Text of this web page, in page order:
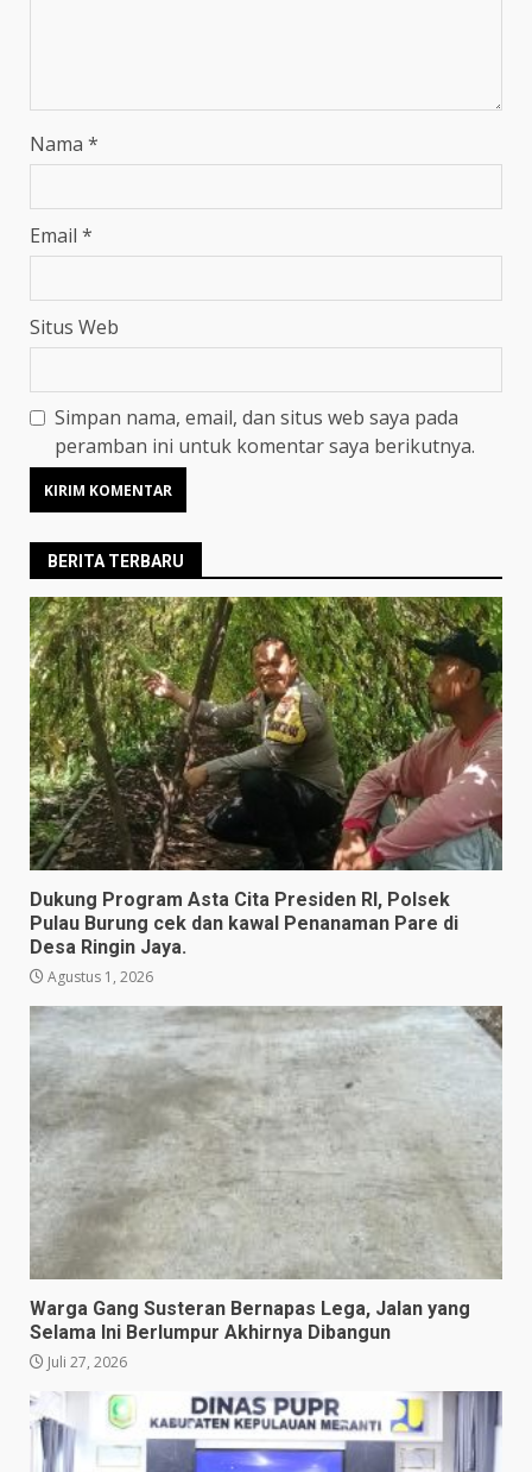
Nama *
Email *
Situs Web
Simpan nama, email, dan situs web saya pada
peramban ini untuk komentar saya berikutnya.
BERITA TERBARU
Dukung Program Asta Cita Presiden RI, Polsek
Pulau Burung cek dan kawal Penanaman Pare di
Desa Ringin Jaya.
Agustus 1, 2026
Warga Gang Susteran Bernapas Lega, Jalan yang
Selama Ini Berlumpur Akhirnya Dibangun
Juli 27, 2026